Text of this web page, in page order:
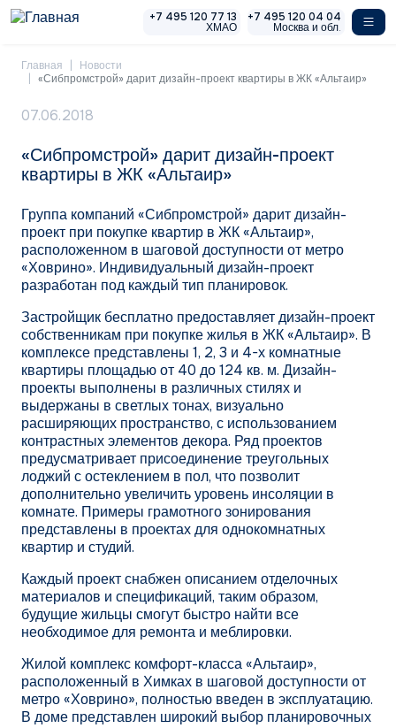
Перейти к основному содержанию
+7 495 120 77 13
ХМАО
+7 495 120 04 04
Москва и обл.
Главная
Новости
«Сибпромстрой» дарит дизайн-проект квартиры в ЖК «Альтаир»
07.06.2018
«Сибпромстрой» дарит дизайн-проект
квартиры в ЖК «Альтаир»
Группа компаний «Сибпромстрой» дарит дизайн-
проект при покупке квартир в ЖК «Альтаир»,
расположенном в шаговой доступности от метро
«Ховрино». Индивидуальный дизайн-проект
разработан под каждый тип планировок.
Застройщик бесплатно предоставляет дизайн-проект
собственникам при покупке жилья в ЖК «Альтаир». В
комплексе представлены 1, 2, 3 и 4-х комнатные
квартиры площадью от 40 до 124 кв. м. Дизайн-
проекты выполнены в различных стилях и
выдержаны в светлых тонах, визуально
расширяющих пространство, с использованием
контрастных элементов декора. Ряд проектов
предусматривает присоединение треугольных
лоджий с остеклением в пол, что позволит
дополнительно увеличить уровень инсоляции в
комнате. Примеры грамотного зонирования
представлены в проектах для однокомнатных
квартир и студий.
Каждый проект снабжен описанием отделочных
материалов и спецификаций, таким образом,
будущие жильцы смогут быстро найти все
необходимое для ремонта и меблировки.
Жилой комплекс комфорт-класса «Альтаир»,
расположенный в Химках в шаговой доступности от
метро «Ховрино», полностью введен в эксплуатацию.
В доме представлен широкий выбор планировочных